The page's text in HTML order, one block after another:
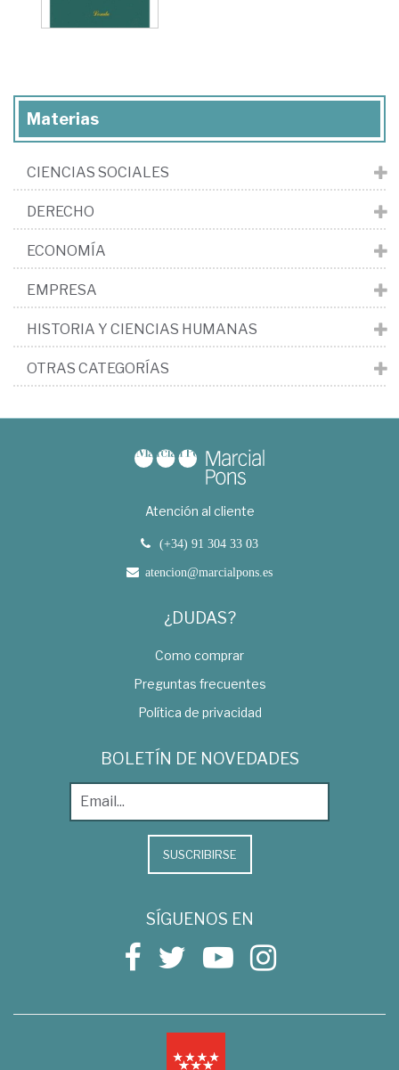
Materias
CIENCIAS SOCIALES
DERECHO
ECONOMÍA
EMPRESA
HISTORIA Y CIENCIAS HUMANAS
OTRAS CATEGORÍAS
Atención al cliente
(+34) 91 304 33 03
atencion@marcialpons.es
¿DUDAS?
Como comprar
Preguntas frecuentes
Política de privacidad
BOLETÍN DE NOVEDADES
SUSCRIBIRSE
SÍGUENOS EN